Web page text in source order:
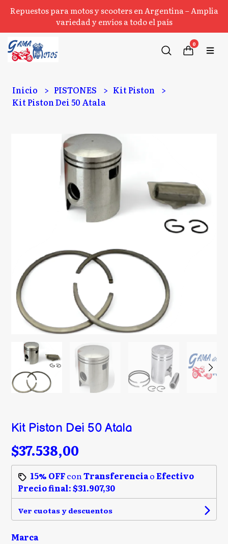
Repuestos para motos y scooters en Argentina – Amplia
variedad y envíos a todo el país
0
Inicio PISTONES
Kit Piston
Kit Piston Dei 50 Atala
Kit Piston Dei 50 Atala
$37.538,00
15% OFFconTransferenciao Efectivo
Precio final:$31.907,30
Ver cuotas y descuentos
Marca